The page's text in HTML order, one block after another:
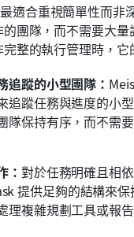
適合重視簡單性而非
團隊，而不需要大量
整的執行管理時，它
追蹤的小型團隊：
追蹤任務與進度的小
隊保持有序，而不需
： 對於任務明確且相
提供足夠的結構來
理複雜規劃工具或報